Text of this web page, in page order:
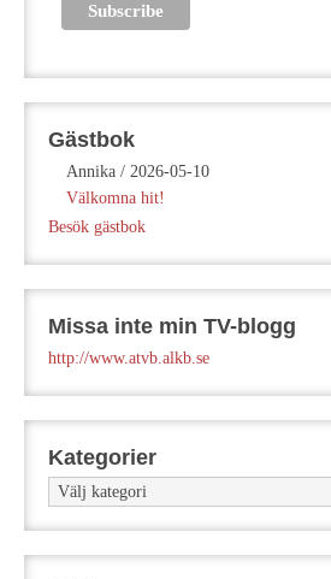
Gästbok
Annika / 2026-05-10
Välkomna hit!
Besök gästbok
Missa inte min TV-blogg
http://www.atvb.alkb.se
Kategorier
Kategorier